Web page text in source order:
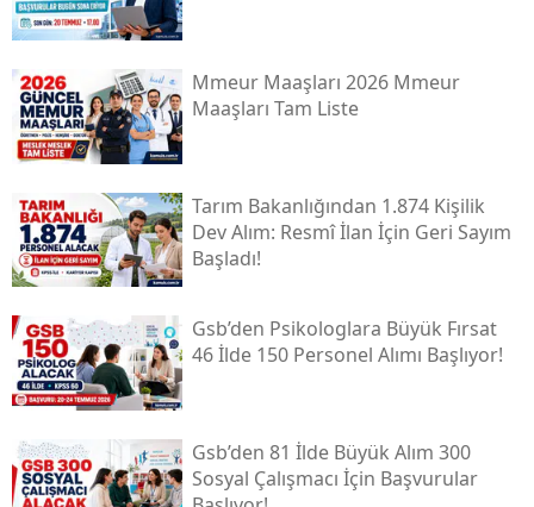
Mmeur Maaşları 2026 Mmeur
Maaşları Tam Liste
Tarım Bakanlığından 1.874 Kişilik
Dev Alım: Resmî İlan İçin Geri Sayım
Başladı!
Gsb’den Psikologlara Büyük Fırsat
46 İlde 150 Personel Alımı Başlıyor!
Gsb’den 81 İlde Büyük Alım 300
Sosyal Çalışmacı İçin Başvurular